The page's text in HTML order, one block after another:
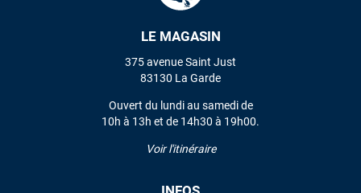
LE MAGASIN
375 avenue Saint Just
83130 La Garde
Ouvert du lundi au samedi de
10h à 13h et de 14h30 à 19h00.
Voir l'itinéraire
VOIR TOUS LES AVIS
LAISSER UN AVIS